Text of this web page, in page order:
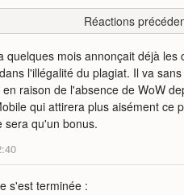
Réactions
quelques mois annonçait déjà
l'illégalité du plagiat. Il va
raison de l'absence de WoW
qui attirera plus aisément ce
sera qu'un bonus.
s'est terminée :